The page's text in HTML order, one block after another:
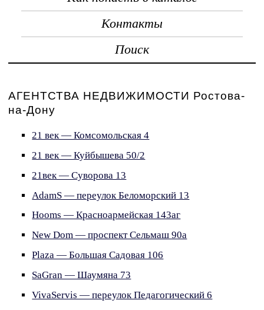
Контакты
Поиск
АГЕНТСТВА НЕДВИЖИМОСТИ Ростова-
на-Дону
21 век — Комсомольская 4
21 век — Куйбышева 50/2
21век — Суворова 13
AdamS — переулок Беломорский 13
Hooms — Красноармейская 143аг
New Dom — проспект Сельмаш 90а
Plaza — Большая Садовая 106
SaGran — Шаумяна 73
VivaServis — переулок Педагогический 6